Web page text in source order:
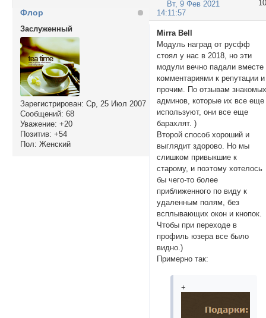
10
Вт, 9 Фев 2021
14:11:57
Флор
Заслуженный
Зарегистрирован: Ср, 25 Июл 2007
Сообщений: 68
Уважение: +20
Позитив: +54
Пол: Женский
Mirra Bell
Модуль наград от русфф
стоял у нас в 2018, но эти
модули вечно падали вместе
комментариями к репутации и
прочим. По отзывам
админов, которые их все еще
используют, они все еще
барахлят. )
Второй способ хороший и
выглядит здорово. Но мы
слишком привыкшие к
старому, и поэтому хотелось
бы чего-то более
приближенного по виду к
удаленным полям, без
всплывающих окон и кнопок.
Чтобы при переходе в
профиль юзера все было
видно.)
Примерно так:
+